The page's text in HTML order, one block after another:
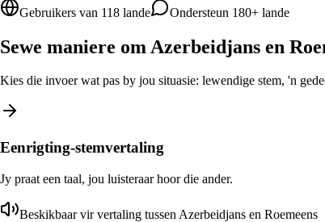
Gebruikers van 118 lande Ondersteun 180+ lande
Sewe maniere om Azerbeidjans en
Kies die invoer wat pas by jou situasie: lewendige stem, 'n
Eenrigting-stemvertaling
Jy praat een taal, jou luisteraar hoor die ander.
Beskikbaar vir vertaling tussen Azerbeidjans en Roemeens